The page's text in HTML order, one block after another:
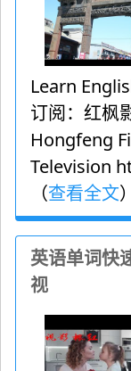
Learn
订阅：红枫
Hongfeng
Television
（查看全文）
英语单词快
视